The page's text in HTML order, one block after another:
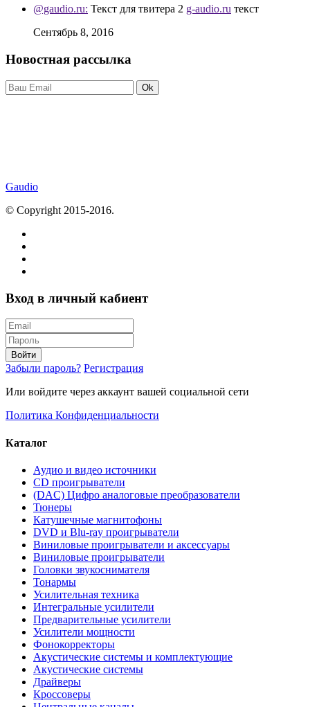
@gaudio.ru: Текст для твитера 2 g-audio.ru текст
Сентябрь 8, 2016
Новостная рассылка
Ok
Gaudio
© Copyright 2015-2016.
Вход в личный кабиент
Войти
Забыли пароль? Регистрация
Или войдите через аккаунт вашей социальной сети
Политика Конфиденциальности
Каталог
Аудио и видео источники
CD проигрыватели
(DAC) Цифро аналоговые преобразователи
Тюнеры
Катушечные магнитофоны
DVD и Blu-ray проигрыватели
Виниловые проигрыватели и аксессуары
Виниловые проигрыватели
Головки звукоснимателя
Тонармы
Усилительная техника
Интегральные усилители
Предварительные усилители
Усилители мощности
Фонокорректоры
Акустические системы и комплектующие
Акустические системы
Драйверы
Кроссоверы